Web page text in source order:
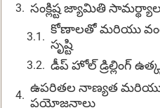
సంక్లిష్ట జ్యామితి
కోణాలతో మరియు
సృష్టి
డీప్ హోల్ డ్రిల్లింగ్
ఉపరితల నాణ్యత మరియు
ప్రయోజనాలు